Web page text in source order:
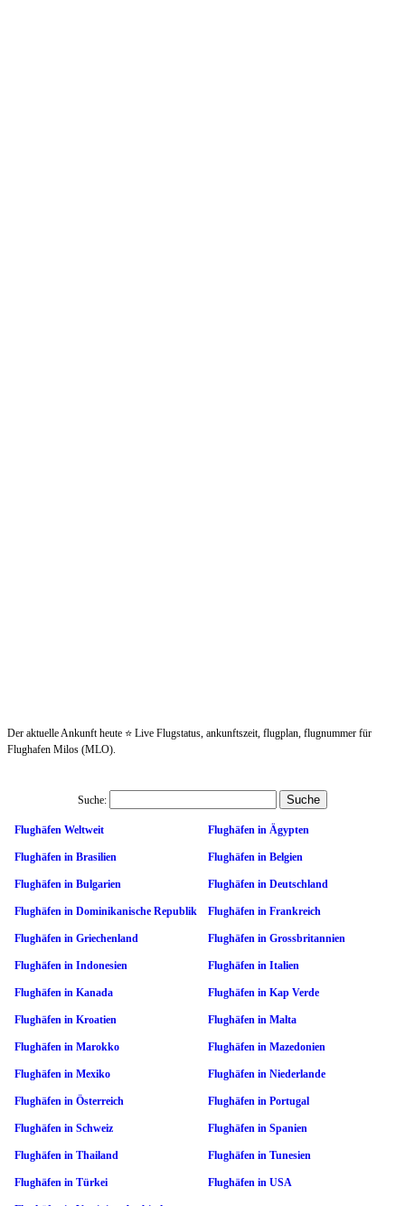
Der aktuelle Ankunft heute ⭐ Live Flugstatus, ankunftszeit, flugplan, flugnummer für
Flughafen Milos (MLO).
Suche:
Flughäfen Weltweit Flughäfen in Ägypten
Flughäfen in Brasilien Flughäfen in Belgien
Flughäfen in Bulgarien Flughäfen in Deutschland
Flughäfen in Dominikanische Republik Flughäfen in Frankreich
Flughäfen in Griechenland Flughäfen in Grossbritannien
Flughäfen in Indonesien Flughäfen in Italien
Flughäfen in Kanada Flughäfen in Kap Verde
Flughäfen in Kroatien Flughäfen in Malta
Flughäfen in Marokko Flughäfen in Mazedonien
Flughäfen in Mexiko Flughäfen in Niederlande
Flughäfen in Österreich Flughäfen in Portugal
Flughäfen in Schweiz Flughäfen in Spanien
Flughäfen in Thailand Flughäfen in Tunesien
Flughäfen in Türkei Flughäfen in USA